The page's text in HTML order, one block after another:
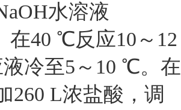
水溶液
在40 ℃反应10～12
冷至5～10 ℃。在
260 L浓盐酸，调